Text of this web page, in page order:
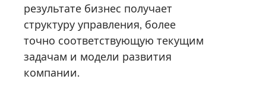
результате бизнес получает
структуру управления, более
точно соответствующую текущим
задачам и модели развития
компании.